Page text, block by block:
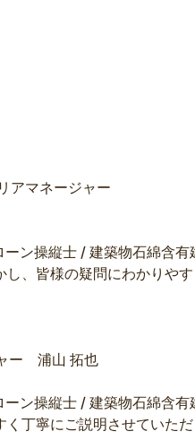
アマネージャー
ン操縦士 / 建築物石綿含有
、皆様の疑問にわかりやす
ー 浦山 拓也
ン操縦士 / 建築物石綿含有
丁寧にご説明させていただ